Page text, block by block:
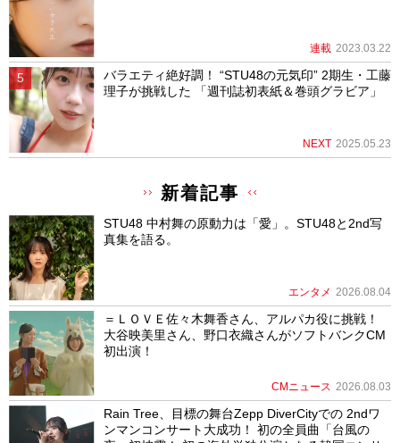
連載 2023.03.22
バラエティ絶好調！ “STU48の元気印” 2期生・工藤
理子が挑戦した 「週刊誌初表紙＆巻頭グラビア」
NEXT 2025.05.23
新着記事
STU48 中村舞の原動力は「愛」。STU48と2nd写
真集を語る。
エンタメ 2026.08.04
＝ＬＯＶＥ佐々木舞香さん、アルパカ役に挑戦！
大谷映美里さん、野口衣織さんがソフトバンクCM
初出演！
CMニュース 2026.08.03
Rain Tree、目標の舞台Zepp DiverCityでの 2ndワ
ンマンコンサート大成功！ 初の全員曲「台風の